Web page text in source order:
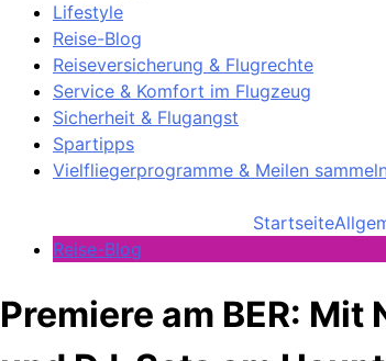
Lifestyle
Reise-Blog
Reiseversicherung & Flugrechte
Service & Komfort im Flugzeug
Sicherheit & Flugangst
Spartipps
Vielfliegerprogramme & Meilen sammeln
Startseite
Reise-Blog
Premiere am BER: